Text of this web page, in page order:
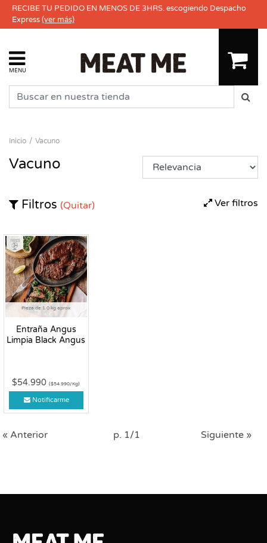
RECIBE TU PEDIDO EN MENOS DE 3HRS. escogiendo Despacho
Express(ver más)
MENU
Inicio Vacuno
Vacuno
Ver filtros
Filtros (Quitar)
Pieza de 1.0 kg aprox
Entraña Angus
Limpia Black Angus
Fresco
$54.990($54.990/Kg)
Notificarme
« Anterior p. 1/1 Siguiente »